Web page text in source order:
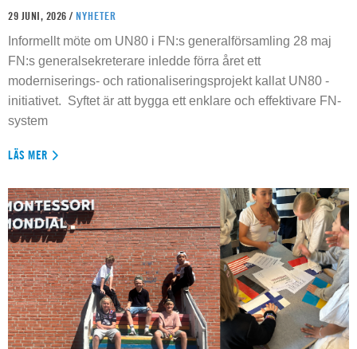
29 JUNI, 2026 / NYHETER
Informellt möte om UN80 i FN:s generalförsamling 28 maj
FN:s generalsekreterare inledde förra året ett
moderniserings- och rationaliseringsprojekt kallat UN80 -
initiativet. Syftet är att bygga ett enklare och effektivare FN-
system
LÄS MER